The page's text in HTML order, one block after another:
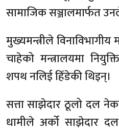
सामाजिक सञ्जालमार्फत
मुख्यमन्त्रीले
चाहेको मन्त्रालयमा
शपथ नलिई हिँडेकी थिइन्।
सत्ता साझेदार ठूलो दल
धामीले अर्को साझेदार